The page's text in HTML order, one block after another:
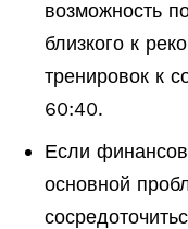
возможность
близкого к
тренировок к
60:40.
Если
основной